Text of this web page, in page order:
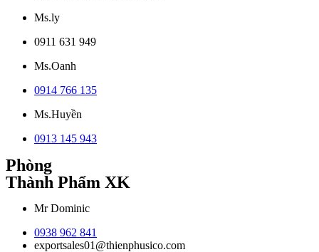
Ms.ly
0911 631 949
Ms.Oanh
0914 766 135
Ms.Huyền
0913 145 943
Phòng
Thành Phẩm XK
Mr Dominic
0938 962 841
exportsales01@thienphusico.com